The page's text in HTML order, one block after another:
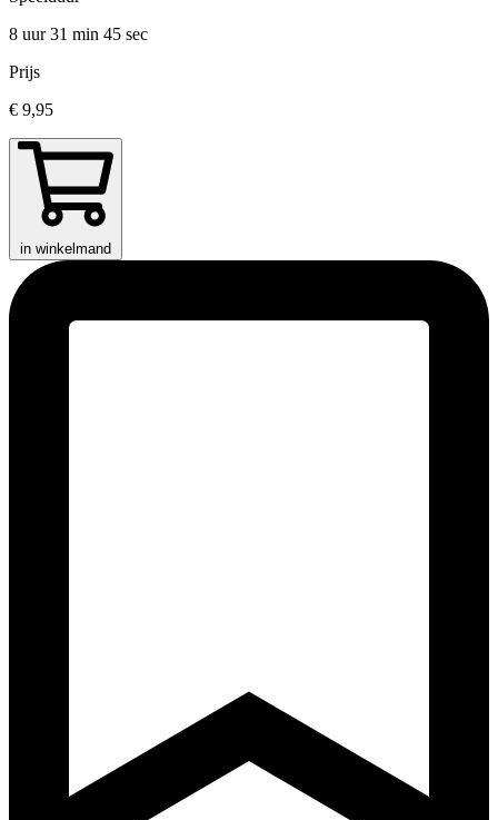
8 uur 31 min 45 sec
Prijs
€ 9,95
in winkelmand